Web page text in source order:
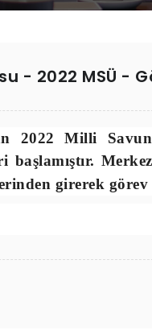
- 2022 MSÜ -
2022Milli
başlamıştır.
girerek